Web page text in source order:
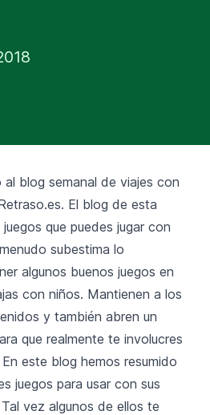
blog semanal de viajes con
El blog de esta
que puedes jugar con
subestima lo
algunos buenos juegos en
con niños. Mantienen a los
y también abren un
que realmente te involucres
este blog hemos resumido
juegos para usar con sus
vez algunos de ellos te